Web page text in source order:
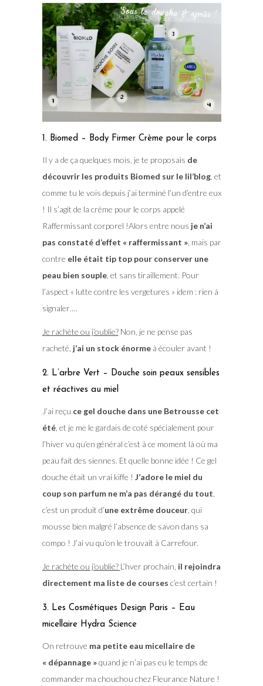
1. Biomed – Body Firmer Crème pour le corps
Il y a de ça quelques mois, je te proposais de
découvrir les produits Biomed sur le lil’blog, et
comme tu le vois depuis j’ai terminé l’un d’entre eux
! Il s’agit de la crème pour le corps appelé
Raffermissant corporel !Alors entre nous je n’ai
pas constaté d’effet « raffermissant », mais par
contre elle était tip top pour conserver une
peau bien souple, et sans tiraillement. Pour
l’aspect « lutte contre les vergetures » idem : rien à
signaler….
Je rachète ou j’oublie?Non, je ne pense pas
racheté, j’ai un stock énormeà écouler avant !
2. L’arbre Vert – Douche soin peaux sensibles
et réactives au miel
J’ai reçu ce gel douche dans une Betrousse cet
été, et je me le gardais de coté spécialement pour
l’hiver vu qu’en général c’est à ce moment là où ma
peau fait des siennes. Et quelle bonne idée ! Ce gel
douche était un vrai kiffe ! J’adore le miel du
coup son parfum ne m’a pas dérangé du tout,
c’est un produit d’une extrême douceur, qui
mousse bien malgré l’absence de savon dans sa
compo ! J’ai vu qu’on le trouvait à Carrefour.
Je rachète ou j’oublie? L’hver prochain, il rejoindra
directement ma liste de courses c’est certain !
3. Les Cosmétiques Design Paris – Eau
micellaire Hydra Science
On retrouve ma petite eau micellaire de
« dépannage »quand je n’ai pas eu le temps de
commander ma chouchou chez Fleurance Nature !